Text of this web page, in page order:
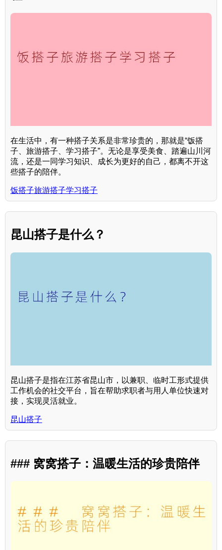
在生活中，有一种搭子关系是非常珍贵的，那就是“饭搭
子、旅游搭子、学习搭子”。无论是享受美食、踏遍山川河
流，还是一同学习知识、成长为更好的自己，都离不开这
些搭子的陪伴。
饭搭子旅游搭子学习搭子
昆山搭子是什么？
昆山搭子是指在江苏省昆山市，以兼职、临时工形式提供
工作机会的社交平台，旨在帮助求职者与用人单位快速对
接，实现灵活就业。
昆山搭子
### 窝窝搭子：温暖生活的珍贵陪伴